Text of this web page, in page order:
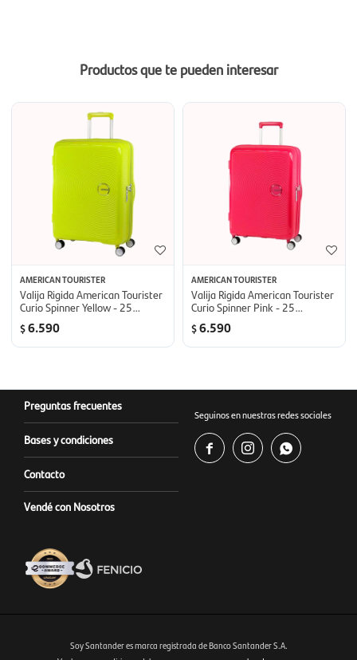
Productos que te pueden interesar
AMERICAN TOURISTER
Valija Rigida American Tourister
Curio Spinner Yellow - 25
pulgadas
$6.590
AMERICAN TOURISTER
Valija Rigida American Tourister
Curio Spinner Pink - 25
pulgadas
$6.590
Preguntas frecuentes
Bases y condiciones
Contacto
Vendé con Nosotros
Seguinos en nuestras redes sociales
  
Soy Santander es marca registrada de Banco Santander S.A.